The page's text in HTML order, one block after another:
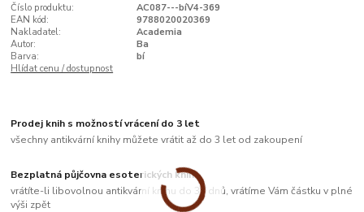
Číslo produktu:
AC087---bíV4-369
EAN kód:
9788020020369
Nakladatel:
Academia
Autor:
Ba
Barva:
bí
Hlídat cenu / dostupnost
Prodej knih s možností vrácení do 3 let
všechny antikvární knihy můžete vrátit až do 3 let od zakoupení
Bezplatná půjčovna esoterických knih
vrátíte-li libovolnou antikvární knihu do 33 dnů, vrátíme Vám částku v plné
výši zpět